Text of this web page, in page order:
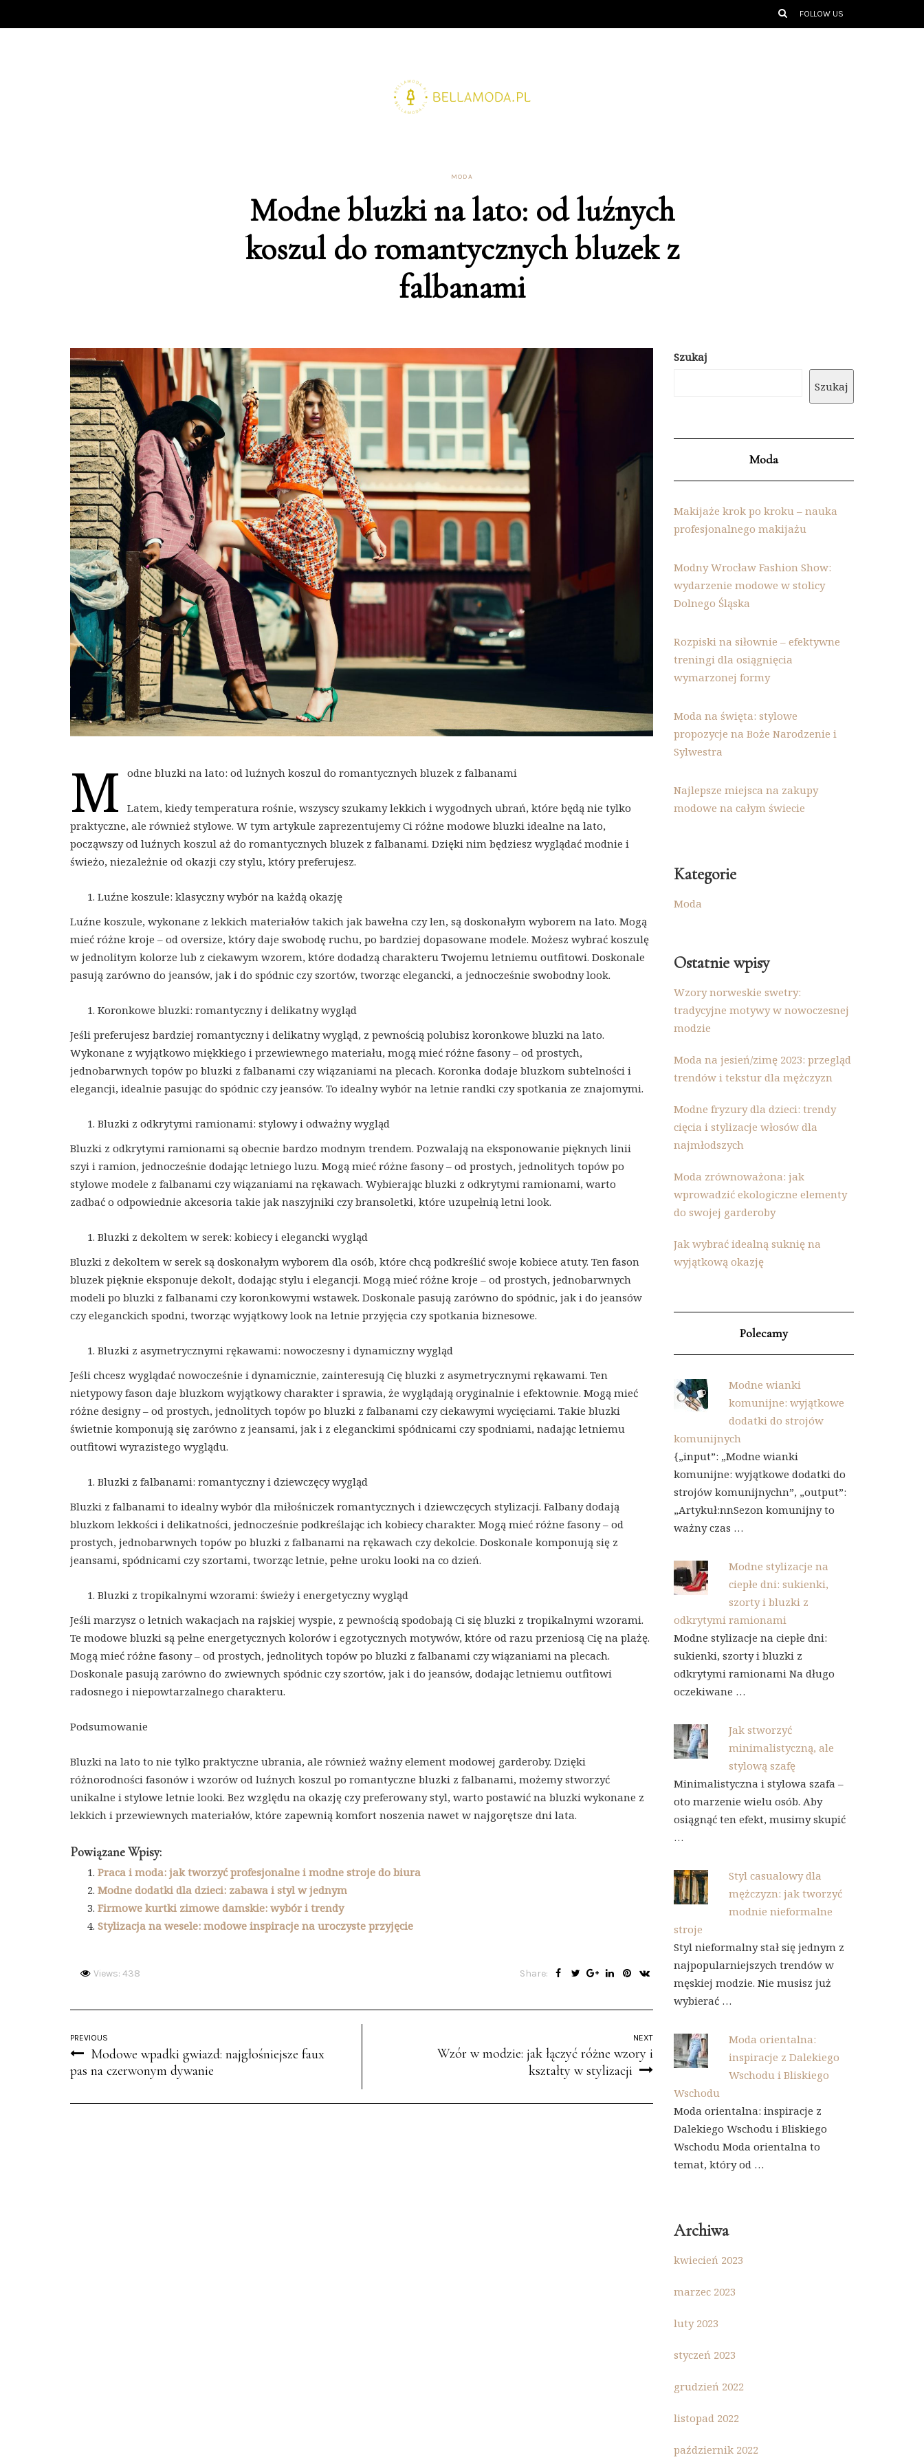
FOLLOW US
MODA
Modne bluzki na lato: od luźnych
koszul do romantycznych bluzek z
falbanami
M odne bluzki na lato: od luźnych koszul do romantycznych bluzek z falbanami
Latem, kiedy temperatura rośnie, wszyscy szukamy lekkich i wygodnych ubrań, które będą nie tylko
praktyczne, ale również stylowe. W tym artykule zaprezentujemy Ci różne modowe bluzki idealne na lato,
począwszy od luźnych koszul aż do romantycznych bluzek z falbanami. Dzięki nim będziesz wyglądać modnie i
świeżo, niezależnie od okazji czy stylu, który preferujesz.
Luźne koszule: klasyczny wybór na każdą okazję
Luźne koszule, wykonane z lekkich materiałów takich jak bawełna czy len, są doskonałym wyborem na lato. Mogą
mieć różne kroje – od oversize, który daje swobodę ruchu, po bardziej dopasowane modele. Możesz wybrać koszulę
w jednolitym kolorze lub z ciekawym wzorem, które dodadzą charakteru Twojemu letniemu outfitowi. Doskonale
pasują zarówno do jeansów, jak i do spódnic czy szortów, tworząc elegancki, a jednocześnie swobodny look.
Koronkowe bluzki: romantyczny i delikatny wygląd
Jeśli preferujesz bardziej romantyczny i delikatny wygląd, z pewnością polubisz koronkowe bluzki na lato.
Wykonane z wyjątkowo miękkiego i przewiewnego materiału, mogą mieć różne fasony – od prostych,
jednobarwnych topów po bluzki z falbanami czy wiązaniami na plecach. Koronka dodaje bluzkom subtelności i
elegancji, idealnie pasując do spódnic czy jeansów. To idealny wybór na letnie randki czy spotkania ze znajomymi.
Bluzki z odkrytymi ramionami: stylowy i odważny wygląd
Bluzki z odkrytymi ramionami są obecnie bardzo modnym trendem. Pozwalają na eksponowanie pięknych linii
szyi i ramion, jednocześnie dodając letniego luzu. Mogą mieć różne fasony – od prostych, jednolitych topów po
stylowe modele z falbanami czy wiązaniami na rękawach. Wybierając bluzki z odkrytymi ramionami, warto
zadbać o odpowiednie akcesoria takie jak naszyjniki czy bransoletki, które uzupełnią letni look.
Bluzki z dekoltem w serek: kobiecy i elegancki wygląd
Bluzki z dekoltem w serek są doskonałym wyborem dla osób, które chcą podkreślić swoje kobiece atuty. Ten fason
bluzek pięknie eksponuje dekolt, dodając stylu i elegancji. Mogą mieć różne kroje – od prostych, jednobarwnych
modeli po bluzki z falbanami czy koronkowymi wstawek. Doskonale pasują zarówno do spódnic, jak i do jeansów
czy eleganckich spodni, tworząc wyjątkowy look na letnie przyjęcia czy spotkania biznesowe.
Bluzki z asymetrycznymi rękawami: nowoczesny i dynamiczny wygląd
Jeśli chcesz wyglądać nowocześnie i dynamicznie, zainteresują Cię bluzki z asymetrycznymi rękawami. Ten
nietypowy fason daje bluzkom wyjątkowy charakter i sprawia, że wyglądają oryginalnie i efektownie. Mogą mieć
różne designy – od prostych, jednolitych topów po bluzki z falbanami czy ciekawymi wycięciami. Takie bluzki
świetnie komponują się zarówno z jeansami, jak i z eleganckimi spódnicami czy spodniami, nadając letniemu
outfitowi wyrazistego wyglądu.
Bluzki z falbanami: romantyczny i dziewczęcy wygląd
Bluzki z falbanami to idealny wybór dla miłośniczek romantycznych i dziewczęcych stylizacji. Falbany dodają
bluzkom lekkości i delikatności, jednocześnie podkreślając ich kobiecy charakter. Mogą mieć różne fasony – od
prostych, jednobarwnych topów po bluzki z falbanami na rękawach czy dekolcie. Doskonale komponują się z
jeansami, spódnicami czy szortami, tworząc letnie, pełne uroku looki na co dzień.
Bluzki z tropikalnymi wzorami: świeży i energetyczny wygląd
Jeśli marzysz o letnich wakacjach na rajskiej wyspie, z pewnością spodobają Ci się bluzki z tropikalnymi wzorami.
Te modowe bluzki są pełne energetycznych kolorów i egzotycznych motywów, które od razu przeniosą Cię na plażę.
Mogą mieć różne fasony – od prostych, jednolitych topów po bluzki z falbanami czy wiązaniami na plecach.
Doskonale pasują zarówno do zwiewnych spódnic czy szortów, jak i do jeansów, dodając letniemu outfitowi
radosnego i niepowtarzalnego charakteru.
Podsumowanie
Bluzki na lato to nie tylko praktyczne ubrania, ale również ważny element modowej garderoby. Dzięki
różnorodności fasonów i wzorów od luźnych koszul po romantyczne bluzki z falbanami, możemy stworzyć
unikalne i stylowe letnie looki. Bez względu na okazję czy preferowany styl, warto postawić na bluzki wykonane z
lekkich i przewiewnych materiałów, które zapewnią komfort noszenia nawet w najgorętsze dni lata.
Powiązane Wpisy:
Praca i moda: jak tworzyć profesjonalne i modne stroje do biura
Modne dodatki dla dzieci: zabawa i styl w jednym
Firmowe kurtki zimowe damskie: wybór i trendy
Stylizacja na wesele: modowe inspiracje na uroczyste przyjęcie
Views: 438 Share:
PREVIOUS
Modowe wpadki gwiazd: najgłośniejsze faux
pas na czerwonym dywanie
NEXT
Wzór w modzie: jak łączyć różne wzory i
kształty w stylizacji
Szukaj
Szukaj
Moda
Makijaże krok po kroku – nauka
profesjonalnego makijażu
Modny Wrocław Fashion Show:
wydarzenie modowe w stolicy
Dolnego Śląska
Rozpiski na siłownie – efektywne
treningi dla osiągnięcia
wymarzonej formy
Moda na święta: stylowe
propozycje na Boże Narodzenie i
Sylwestra
Najlepsze miejsca na zakupy
modowe na całym świecie
Kategorie
Moda
Ostatnie wpisy
Wzory norweskie swetry:
tradycyjne motywy w nowoczesnej
modzie
Moda na jesień/zimę 2023: przegląd
trendów i tekstur dla mężczyzn
Modne fryzury dla dzieci: trendy
cięcia i stylizacje włosów dla
najmłodszych
Moda zrównoważona: jak
wprowadzić ekologiczne elementy
do swojej garderoby
Jak wybrać idealną suknię na
wyjątkową okazję
Polecamy
Modne wianki
komunijne: wyjątkowe
dodatki do strojów
komunijnych
{„input”: „Modne wianki
komunijne: wyjątkowe dodatki do
strojów komunijnychn”, „output”:
„Artykuł:nnSezon komunijny to
ważny czas …
Modne stylizacje na
ciepłe dni: sukienki,
szorty i bluzki z
odkrytymi ramionami
Modne stylizacje na ciepłe dni:
sukienki, szorty i bluzki z
odkrytymi ramionami Na długo
oczekiwane …
Jak stworzyć
minimalistyczną, ale
stylową szafę
Minimalistyczna i stylowa szafa –
oto marzenie wielu osób. Aby
osiągnąć ten efekt, musimy skupić
…
Styl casualowy dla
mężczyzn: jak tworzyć
modnie nieformalne
stroje
Styl nieformalny stał się jednym z
najpopularniejszych trendów w
męskiej modzie. Nie musisz już
wybierać …
Moda orientalna:
inspiracje z Dalekiego
Wschodu i Bliskiego
Wschodu
Moda orientalna: inspiracje z
Dalekiego Wschodu i Bliskiego
Wschodu Moda orientalna to
temat, który od …
Archiwa
kwiecień 2023
marzec 2023
luty 2023
styczeń 2023
grudzień 2022
listopad 2022
październik 2022